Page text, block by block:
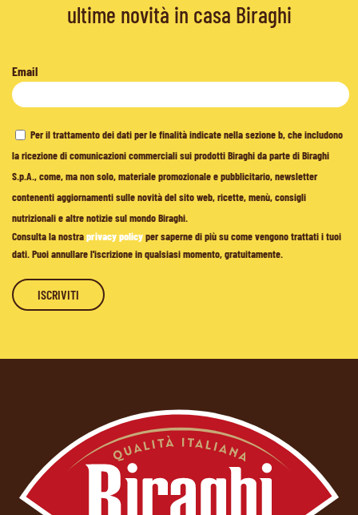
ultime novità in casa Biraghi
Email
Per il trattamento dei dati per le finalità indicate nella sezione b, che includono
la ricezione di comunicazioni commerciali sui prodotti Biraghi da parte di Biraghi
S.p.A., come, ma non solo, materiale promozionale e pubblicitario, newsletter
contenenti aggiornamenti sulle novità del sito web, ricette, menù, consigli
nutrizionali e altre notizie sul mondo Biraghi.
Consulta la nostraprivacy policyper saperne di più su come vengono trattati i tuoi
dati. Puoi annullare l'iscrizione in qualsiasi momento, gratuitamente.